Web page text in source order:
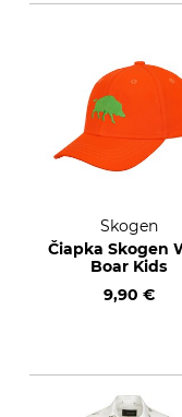
Skogen
Čiapka Skogen
Boar Kids
9,90 €